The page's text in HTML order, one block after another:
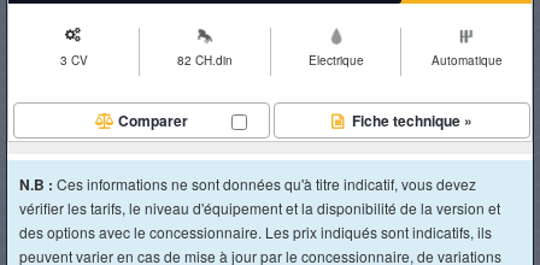
3 CV 82 CH.din Electrique Automatique
Fiche technique »
Comparer
N.B : Ces informations ne sont données qu'à titre indicatif, vous devez
vérifier les tarifs, le niveau d'équipement et la disponibilité de la version et
des options avec le concessionnaire. Les prix indiqués sont indicatifs, ils
peuvent varier en cas de mise à jour par le concessionnaire, de variations